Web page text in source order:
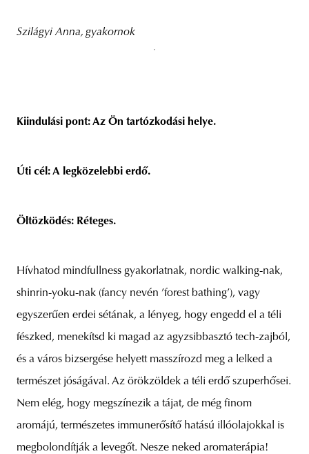
Szilágyi Anna, gyakornok
Kiindulási pont: Az Ön tartózkodási helye.
Úti cél: A legközelebbi erdő.
Öltözködés: Réteges.
Hívhatod mindfullness gyakorlatnak, nordic walking-nak,
shinrin-yoku-nak (fancy nevén ’forest bathing’), vagy
egyszerűen erdei sétának, a lényeg, hogy engedd el a téli
fészked, menekítsd ki magad az agyzsibbasztó tech-zajból,
és a város bizsergése helyett masszírozd meg a lelked a
természet jóságával. Az örökzöldek a téli erdő szuperhősei.
Nem elég, hogy megszínezik a tájat, de még finom
aromájú, természetes immunerősítő hatású illóolajokkal is
megbolondítják a levegőt. Nesze neked aromaterápia!